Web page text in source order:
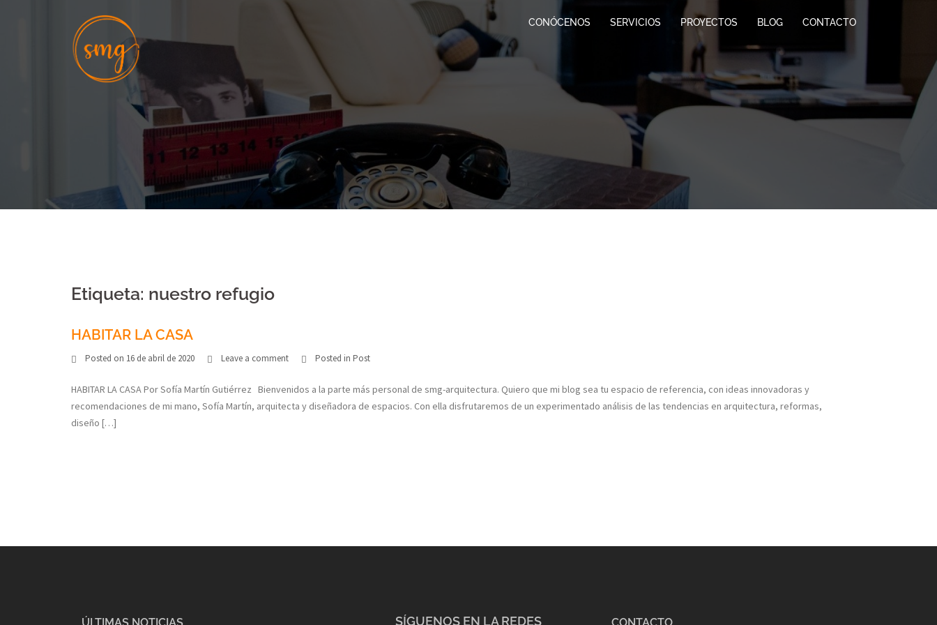
CONÓCENOS SERVICIOS PROYECTOS BLOG CONTACTO
Etiqueta: nuestro refugio
HABITAR LA CASA
Posted on 16 de abril de 2020 Leave a comment Posted in Post
HABITAR LA CASA Por Sofía Martín Gutiérrez Bienvenidos a la parte más personal de smg-arquitectura. Quiero que mi blog sea tu espacio de referencia, con ideas innovadoras y
recomendaciones de mi mano, Sofía Martín, arquitecta y diseñadora de espacios. Con ella disfrutaremos de un experimentado análisis de las tendencias en arquitectura, reformas,
diseño […]
SÍGUENOS EN LA REDES